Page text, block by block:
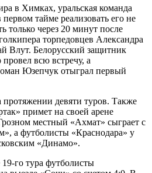
в Химках, уральская команда
тайме реализовать его не
только через 20 минут после
торпедовцев Александра
Влут. Белорусский защитник
всю встречу, а
Юзепчук отыграл первый
протяжении девяти туров. Также
примет на своей арене
местный «Ахмат» сыграет с
а футболисты «Краснодара» у
«Динамо».
го тура футболисты